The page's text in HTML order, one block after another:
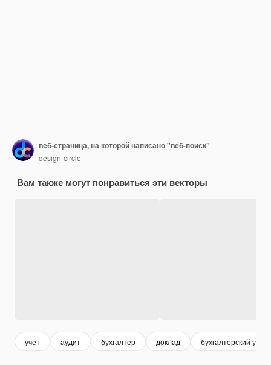
веб-страница, на которой написано "веб-поиск"
design-circle
Вам также могут понравиться эти векторы
учет аудит бухгалтер доклад бухгалтерский учет